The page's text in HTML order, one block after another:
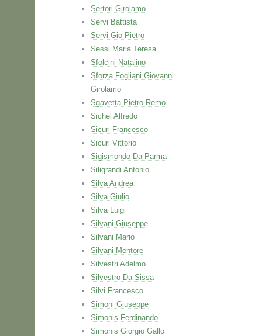
Sertori Girolamo
Servi Battista
Servi Gio Pietro
Sessi Maria Teresa
Sfolcini Natalino
Sforza Fogliani Giovanni
Girolamo
Sgavetta Pietro Remo
Sichel Alfredo
Sicuri Francesco
Sicuri Vittorio
Sigismondo Da Parma
Siligrandi Antonio
Silva Andrea
Silva Giulio
Silva Luigi
Silvani Giuseppe
Silvani Mario
Silvani Mentore
Silvestri Adelmo
Silvestro Da Sissa
Silvi Francesco
Simoni Giuseppe
Simonis Ferdinando
Simonis Giorgio Gallo